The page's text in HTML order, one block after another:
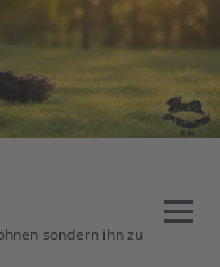
sondern ihn zu